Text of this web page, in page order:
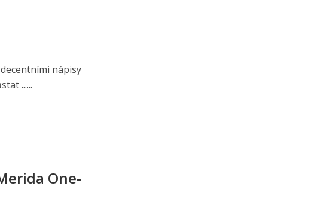
nápisy
......
One-